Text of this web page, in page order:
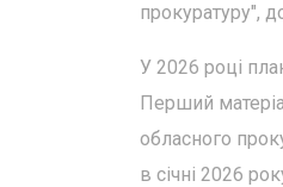
прокуратуру",
У 2026 році
Перший
обласного
в січні 2026